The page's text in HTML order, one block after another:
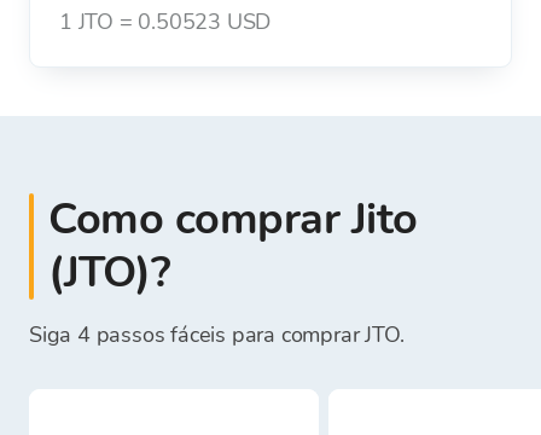
1 JTO = 0.50523 USD
Como comprar Jito
(JTO)?
Siga 4 passos fáceis para comprar JTO.